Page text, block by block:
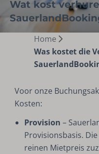
Wat kost
Home
Was kostet die
Voor onze
Kosten:
Provision –
Provisionsbasis.
reinen Mietpreis